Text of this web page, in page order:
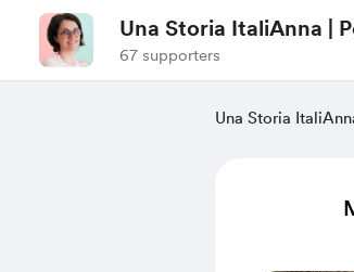
Una Storia ItaliAnna |
and Contents to learn
67 supporters
Una Storia